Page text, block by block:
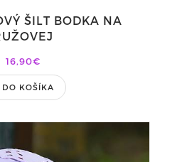
ŠILT BODKA NA
16,90€
DO KOŠÍKA